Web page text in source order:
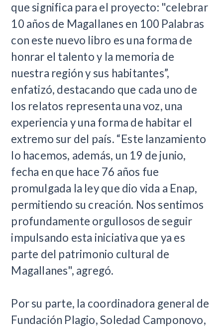
que significa para el proyecto: "celebrar
10 años de Magallanes en 100 Palabras
con este nuevo libro es una forma de
honrar el talento y la memoria de
nuestra región y sus habitantes”,
enfatizó, destacando que cada uno de
los relatos representa una voz, una
experiencia y una forma de habitar el
extremo sur del país. “Este lanzamiento
lo hacemos, además, un 19 de junio,
fecha en que hace 76 años fue
promulgada la ley que dio vida a Enap,
permitiendo su creación. Nos sentimos
profundamente orgullosos de seguir
impulsando esta iniciativa que ya es
parte del patrimonio cultural de
Magallanes", agregó.
Por su parte, la coordinadora general de
Fundación Plagio, Soledad Camponovo,